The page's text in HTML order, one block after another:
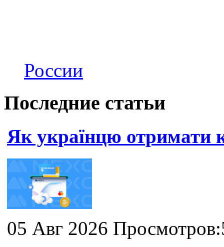
России
Последние статьи
Як українцю отримати
05 Авг 2026